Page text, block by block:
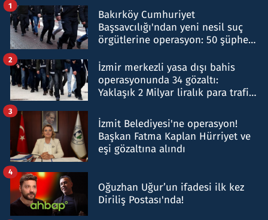
Bakırköy Cumhuriyet
Başsavcılığı'ndan yeni nesil suç
örgütlerine operasyon: 50 şüpheli
1
İzmir merkezli yasa dışı bahis
operasyonunda 34 gözaltı:
Yaklaşık 2 Milyar liralık para trafiği
2
İzmit Belediyesi'ne operasyon!
Başkan Fatma Kaplan Hürriyet ve
eşi gözaltına alındı
3
Oğuzhan Uğur’un ifadesi ilk kez
Diriliş Postası'nda!
4